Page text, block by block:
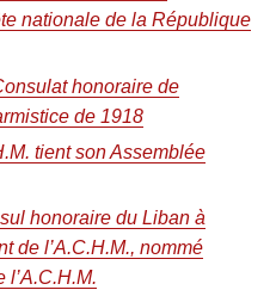
nationale de la République
honoraire de
de 1918
tient son Assemblée
honoraire du Liban à
de l’A.C.H.M., nommé
l’A.C.H.M.